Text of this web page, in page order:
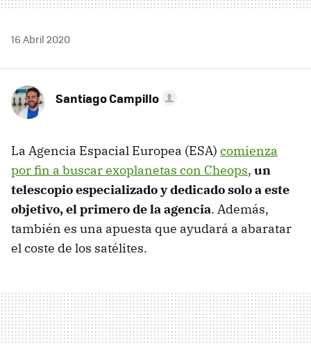
16 Abril 2020
Santiago Campillo
La Agencia Espacial Europea (ESA) comienza
por fin a buscar exoplanetas con Cheops, un
telescopio especializado y dedicado solo a este
objetivo, el primero de la agencia. Además,
también es una apuesta que ayudará a abaratar
el coste de los satélites.